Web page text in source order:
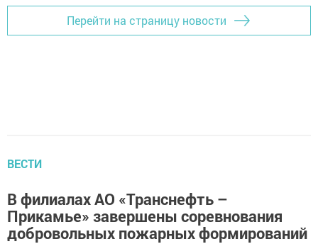
Перейти на страницу новости
ВЕСТИ
В филиалах АО «Транснефть –
Прикамье» завершены соревнования
добровольных пожарных формирований